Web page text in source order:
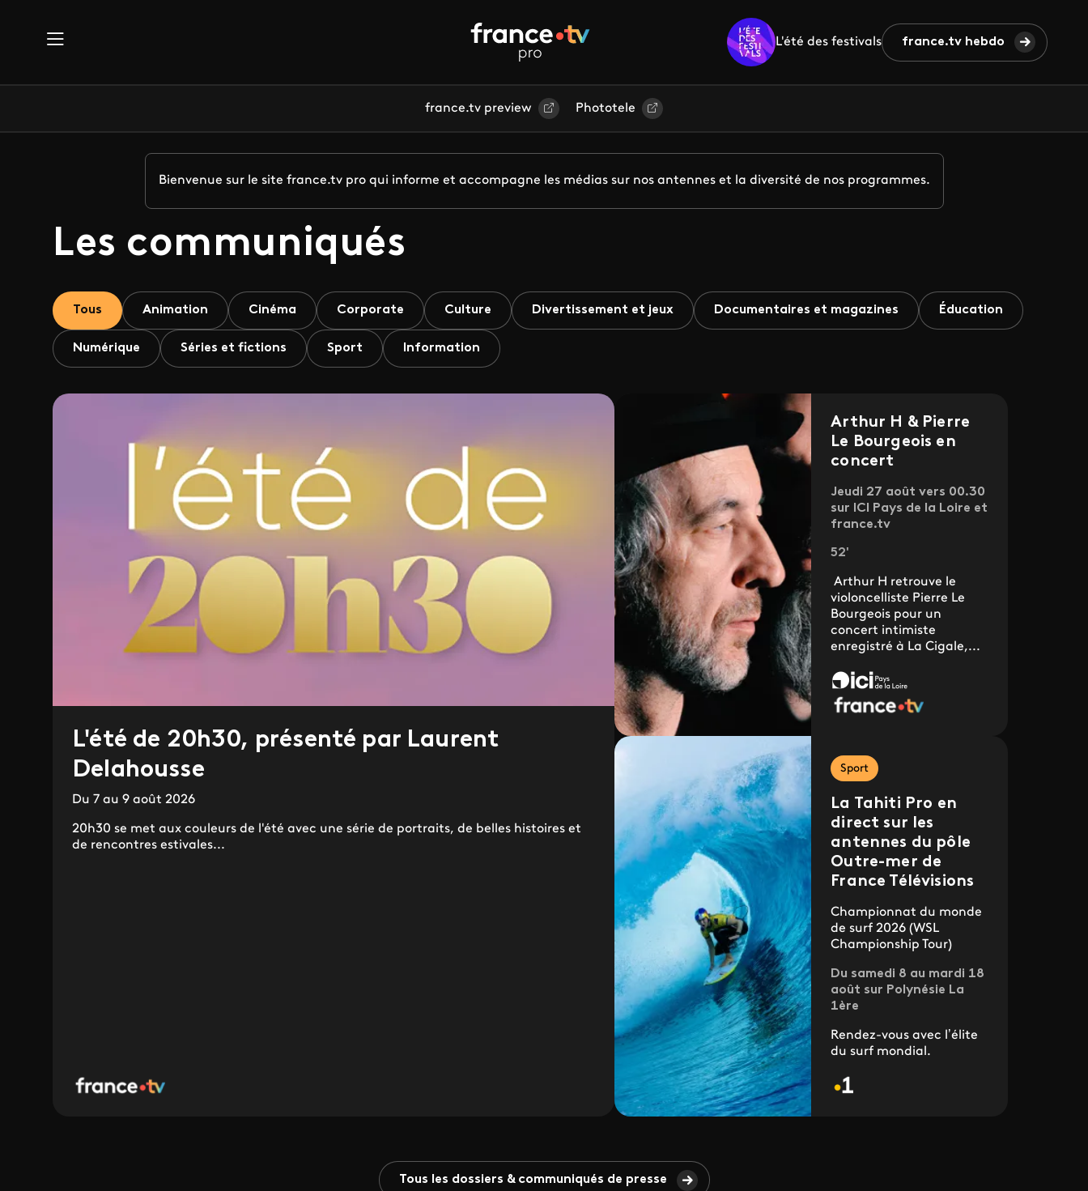
L'été des festivals france.tv hebdo
france.tv preview Phototele
Bienvenue sur le site france.tv pro qui informe et accompagne les médias sur nos antennes et la diversité de nos programmes.
Les communiqués
Tous Animation Cinéma Corporate Culture Divertissement et jeux Documentaires et magazines Éducation
Numérique Séries et fictions Sport Information
L'été de 20h30, présenté par Laurent
Delahousse
Du 7 au 9 août 2026
20h30 se met aux couleurs de l'été avec une série de portraits, de belles histoires et
de rencontres estivales...
Arthur H & Pierre
Le Bourgeois en
concert
Jeudi 27 août vers 00.30
sur ICI Pays de la Loire et
france.tv
52'
Arthur H retrouve le
violoncelliste Pierre Le
Bourgeois pour un
concert intimiste
enregistré à La Cigale,...
Sport
La Tahiti Pro en
direct sur les
antennes du pôle
Outre-mer de
France Télévisions
Championnat du monde
de surf 2026 (WSL
Championship Tour)
Du samedi 8 au mardi 18
août sur Polynésie La
1ère
Rendez-vous avec l’élite
du surf mondial.
Tous les dossiers & communiqués de presse